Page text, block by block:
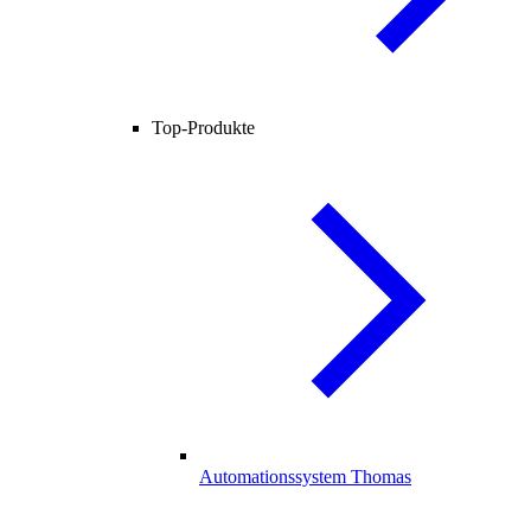
Top-Produkte
Automationssystem Thomas